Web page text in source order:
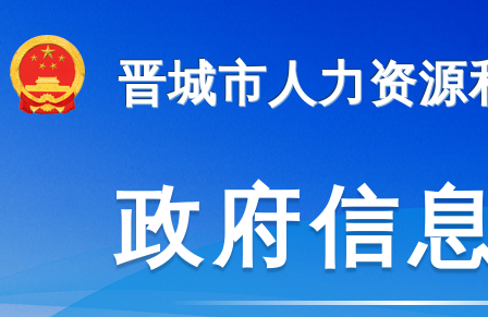
晋城市人力资
政府信